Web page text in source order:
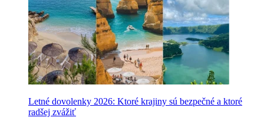
Letné dovolenky 2026: Ktoré krajiny sú bezpečné a ktoré
radšej zvážiť